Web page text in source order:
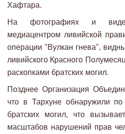
Хафтара.
На фотографиях и
медиацентром ливийской
операции "Вулкан гнева",
ливийского Красного
раскопками братских могил.
Позднее Организация
что в Тархуне обнаружили
братских могил, что
масштабов нарушений прав